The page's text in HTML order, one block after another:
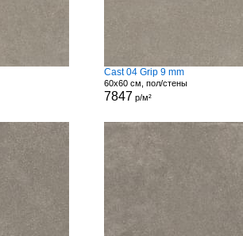
Cast 04 Grip 9 mm
60x60 см, пол/стены
7847 р/м²